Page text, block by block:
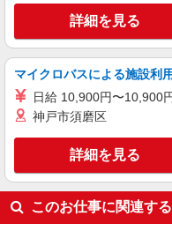
ケンタッキーフライドチキ
カウンタ
時＞平
時給
東京
詳細を見る
マイクロバスによる施設利
日給 10,900円〜10,900
神戸市須磨区
詳細を見る
このお仕事に関連す